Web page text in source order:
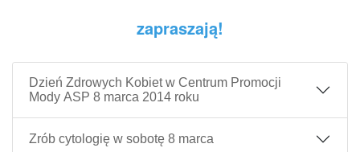
zapraszają!
Dzień Zdrowych Kobiet w Centrum Promocji
Mody ASP 8 marca 2014 roku
Zrób cytologię w sobotę 8 marca